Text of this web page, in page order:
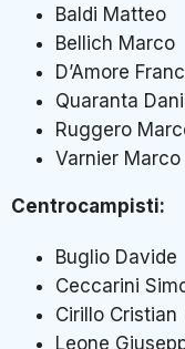
Baldi Matteo
Bellich Marco
D’Amore
Quaranta
Ruggero
Varnier Marco
Centrocampisti:
Buglio Davide
Ceccarini
Cirillo Cristian
Leone